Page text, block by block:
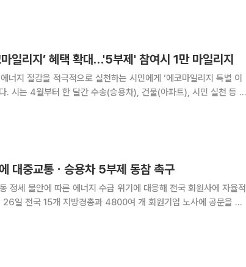
대한 것이라고 설명했다. 생활 속에
일리지’ 혜택 확대…'5부제' 참여시 1만 마일리지
너지 절감을 적극적으로 실천하는 시민에게 ‘에코마일리지 특별 이
등 3
에서 5만 마일리지(5만원
대중교통ㆍ승용차 5부제 동참 촉구
정세 불안에 따른 에너지 수급 위기에 대응해 전국 회원사에 자율적